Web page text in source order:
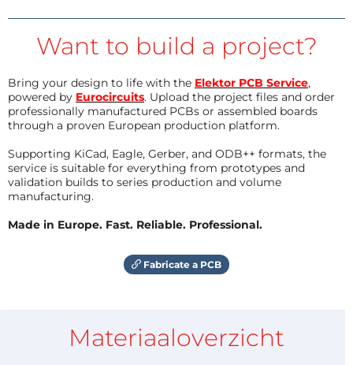
Want to build a project?
Bring your design to life with the Elektor PCB Service,
powered by Eurocircuits. Upload the project files and order
professionally manufactured PCBs or assembled boards
through a proven European production platform.
Supporting KiCad, Eagle, Gerber, and ODB++ formats, the
service is suitable for everything from prototypes and
validation builds to series production and volume
manufacturing.
Made in Europe. Fast. Reliable. Professional.
Fabricate a PCB
Materiaaloverzicht